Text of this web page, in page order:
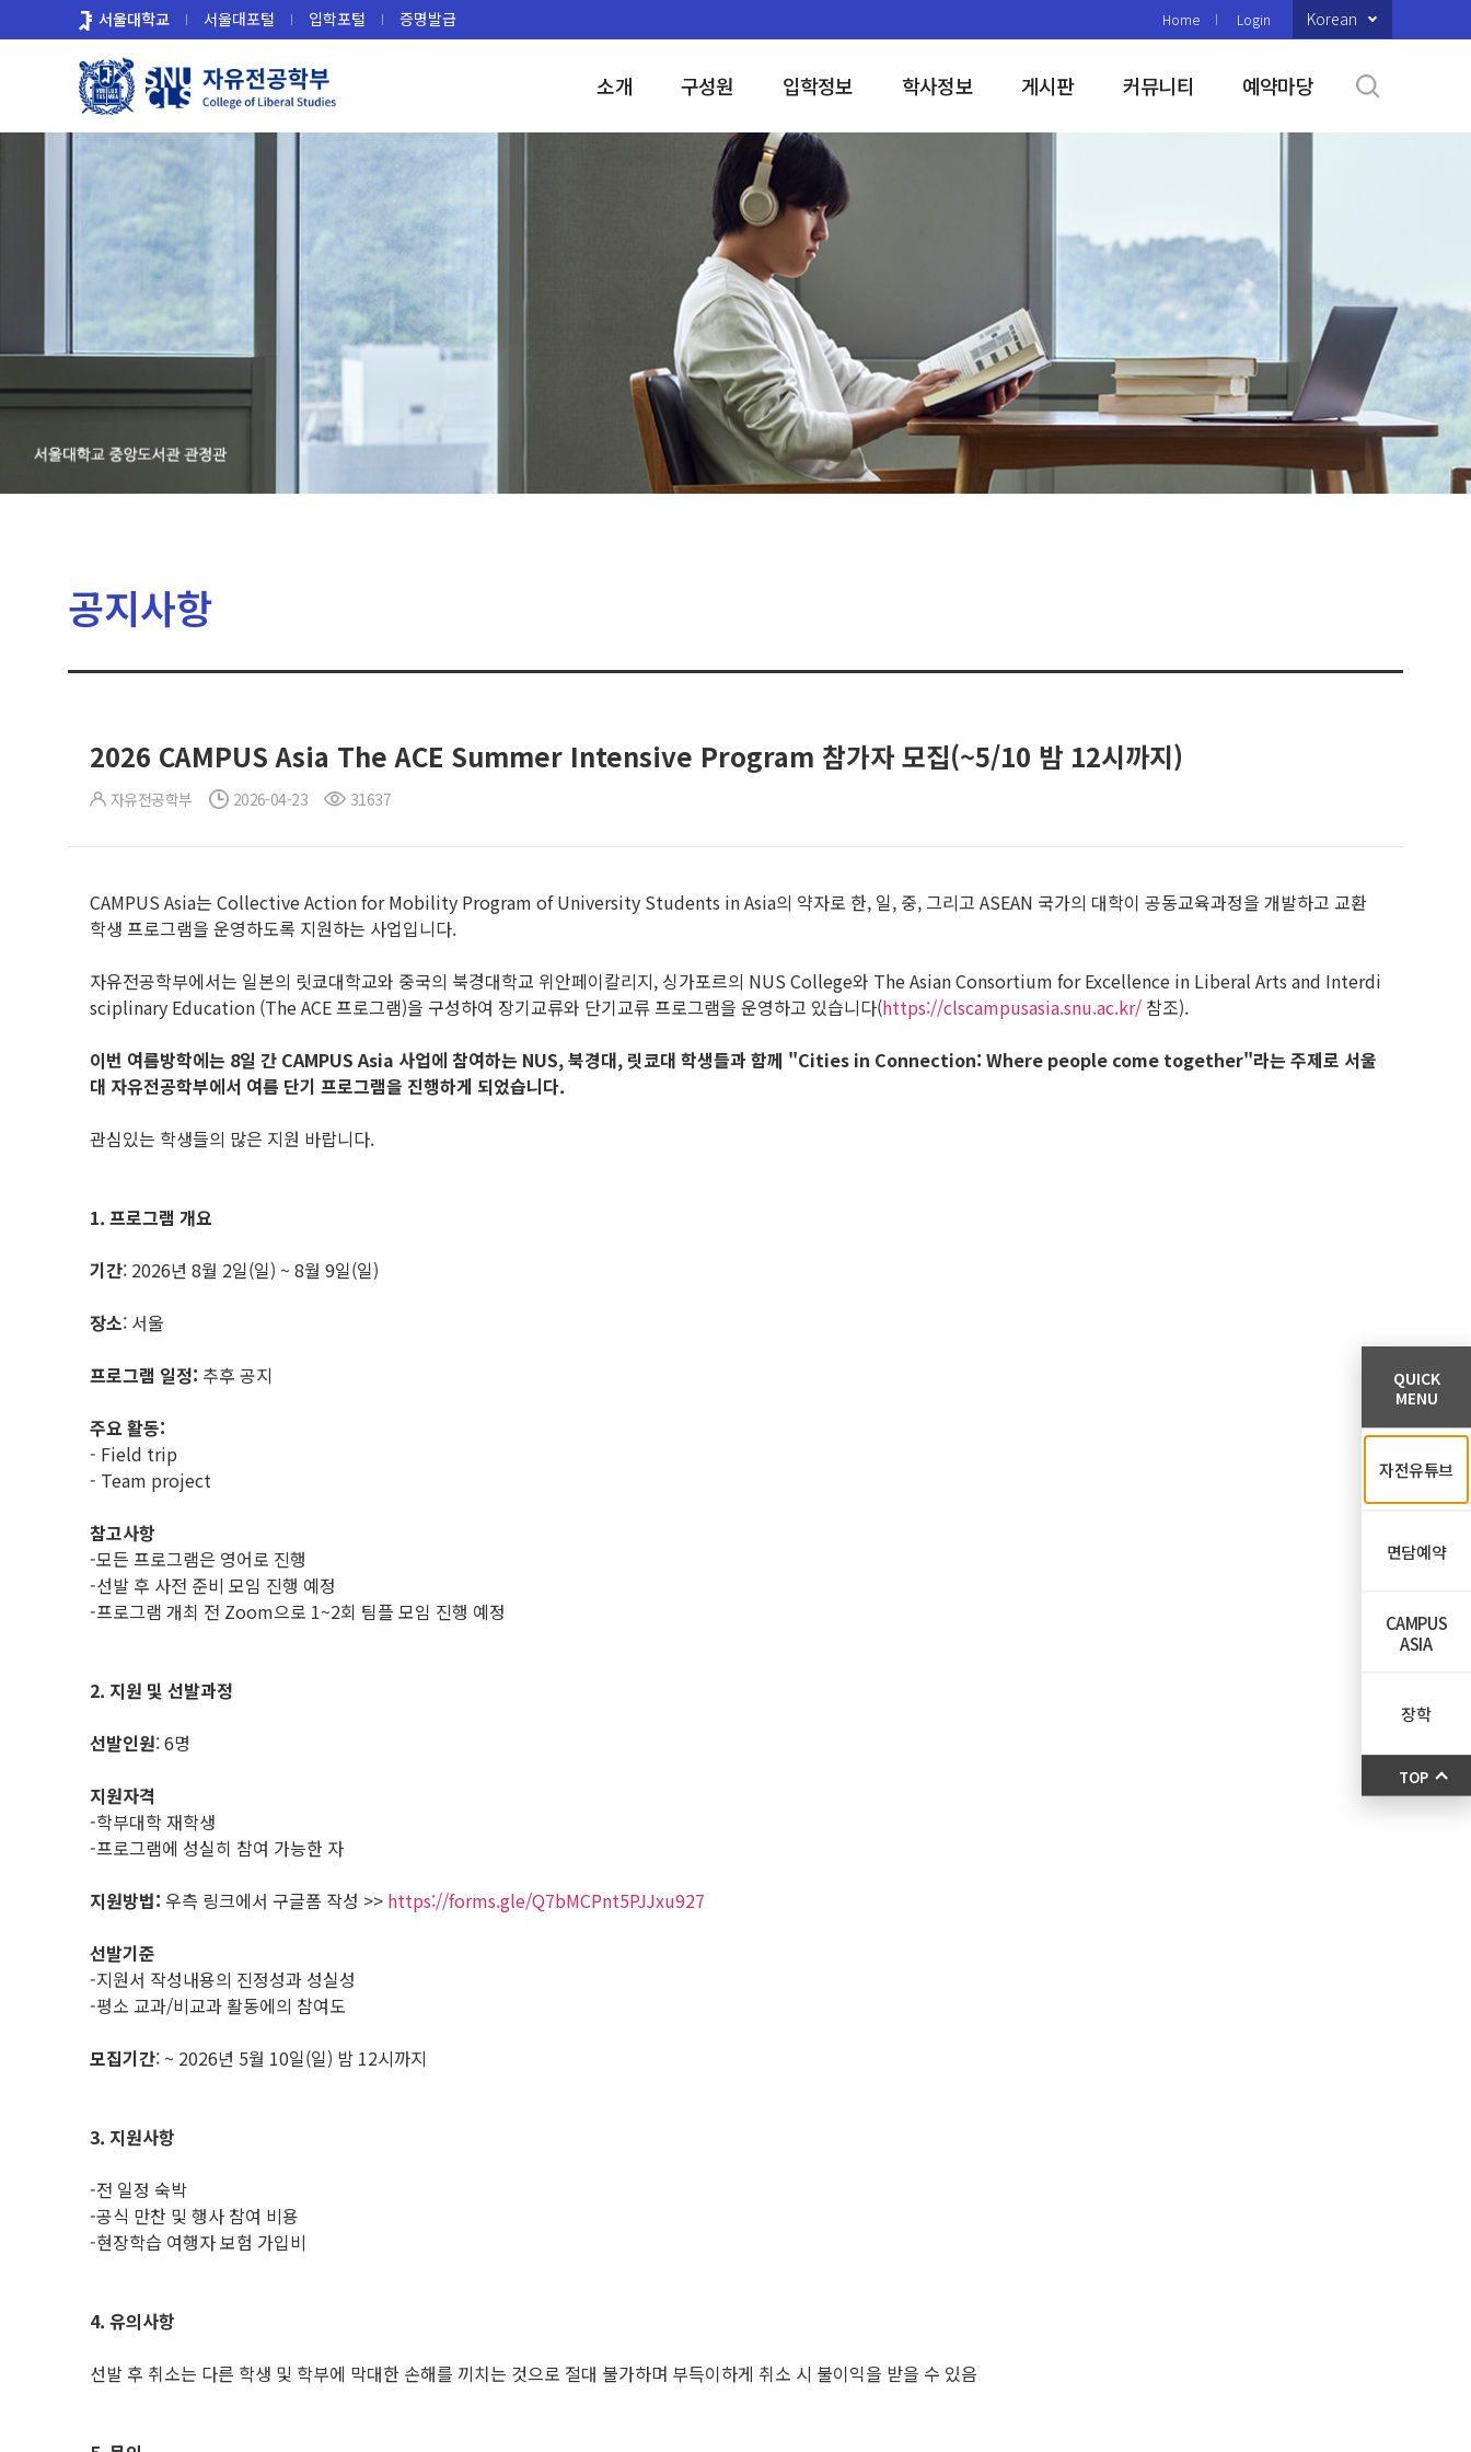
로
서울대학교 서울대포털 입학포털 증명발급 Home Login Korean
소개 구성원 입학정보 학사정보 게시판 커뮤니티 예약마당
공지사항
2026 CAMPUS Asia The ACE Summer Intensive Program 참가자 모집(~5/10 밤 12시까지)
자유전공학부 2026-04-23 31637
CAMPUS Asia는 Collective Action for Mobility Program of University Students in Asia의 약자로 한, 일, 중, 그리고 ASEAN 국가의 대학이 공동교육과정을 개발하고 교환
학생 프로그램을 운영하도록 지원하는 사업입니다.
자유전공학부에서는 일본의 릿쿄대학교와 중국의 북경대학교 위안페이칼리지, 싱가포르의 NUS College와 The Asian Consortium for Excellence in Liberal Arts and Interdi
sciplinary Education (The ACE 프로그램)을 구성하여 장기교류와 단기교류 프로그램을 운영하고 있습니다(https://clscampusasia.snu.ac.kr/ 참조).
이번 여름방학에는 8일 간 CAMPUS Asia 사업에 참여하는 NUS, 북경대, 릿쿄대 학생들과 함께 "Cities in Connection: Where people come together"라는 주제로 서울
대 자유전공학부에서 여름 단기 프로그램을 진행하게 되었습니다.
관심있는 학생들의 많은 지원 바랍니다.
1. 프로그램 개요
기간: 2026년 8월 2일(일) ~ 8월 9일(일)
장소: 서울
프로그램 일정: 추후 공지
주요 활동:
- Field trip
- Team project
참고사항
-모든 프로그램은 영어로 진행
-선발 후 사전 준비 모임 진행 예정
-프로그램 개최 전 Zoom으로 1~2회 팀플 모임 진행 예정
2. 지원 및 선발과정
선발인원: 6명
지원자격
-학부대학 재학생
-프로그램에 성실히 참여 가능한 자
지원방법: 우측 링크에서 구글폼 작성 >> https://forms.gle/Q7bMCPnt5PJJxu927
선발기준
-지원서 작성내용의 진정성과 성실성
-평소 교과/비교과 활동에의 참여도
모집기간: ~ 2026년 5월 10일(일) 밤 12시까지
3. 지원사항
-전 일정 숙박
-공식 만찬 및 행사 참여 비용
-현장학습 여행자 보험 가입비
4. 유의사항
선발 후 취소는 다른 학생 및 학부에 막대한 손해를 끼치는 것으로 절대 불가하며 부득이하게 취소 시 불이익을 받을 수 있음
QUICK
MENU
자전유튜브
면담예약
CAMPUS
ASIA
장학
TOP